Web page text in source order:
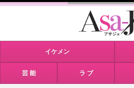
イケメン
芸 能 ラ ブ